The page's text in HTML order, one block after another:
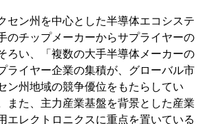
セン州を中心とした半導体エコシステ
のチップメーカーからサプライヤーの
ろい、「複数の大手半導体メーカーの
ライヤー企業の集積が、グローバル市
ン州地域の競争優位をもたらしてい
また、主力産業基盤を背景とした産業
エレクトロニクスに重点を置いている